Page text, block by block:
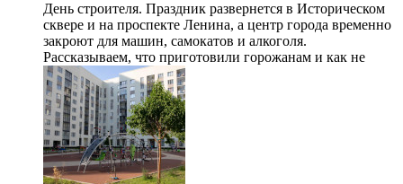
День строителя. Праздник развернется в Историческом
сквере и на проспекте Ленина, а центр города временно
закроют для машин, самокатов и алкоголя.
Рассказываем, что приготовили горожанам и как не